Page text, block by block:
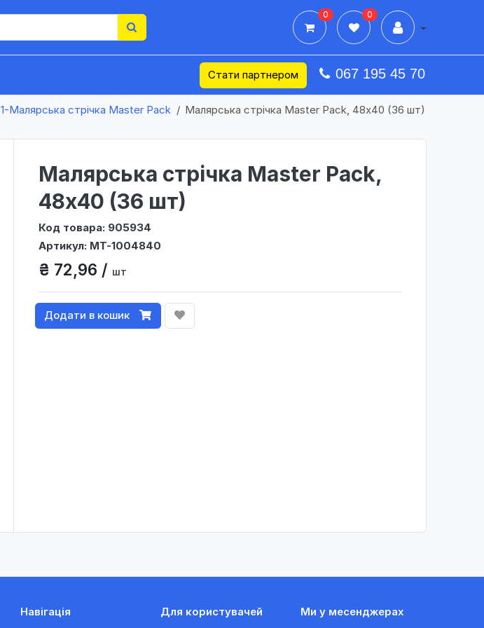
0 0
Стати партнером 067 195 45 70
1-Малярська стрічка Master Pack Малярська стрічка Master Pack, 48х40 (36 шт)
Малярська стрічка Master Pack,
48х40 (36 шт)
Код товара: 905934
Артикул: MT-1004840
₴ 72,96 / шт
Додати в кошик
Навігація Для користувачей Ми у месенджерах